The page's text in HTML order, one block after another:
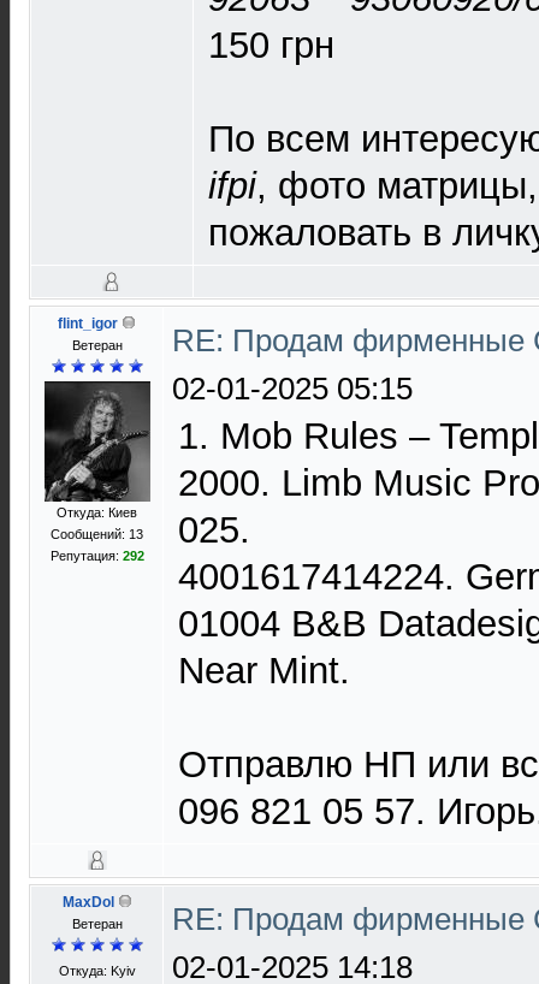
150 грн
По всем
ifpi, фото
пожаловать в
flint_igor
Ветеран
Откуда: Киев
Сообщений: 13
Репутация: 292
RE: Продам фирменные
02-01-2025 05:15
1. Mob Rules –
2000. Limb Music
025.
4001617414224.
01004 B&B
Near Mint.
Отправлю НП или
096 821 05 57.
MaxDol
Ветеран
Откуда: Kyiv
RE: Продам фирменные
02-01-2025 14:18